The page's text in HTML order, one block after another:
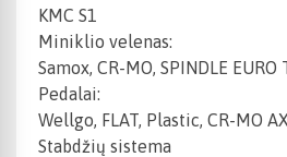
KMC S1
Miniklio velenas:
Samox, CR-MO, SPINDLE EURO
Pedalai:
Wellgo, FLAT, Plastic, CR-MO
Stabdžių sistema